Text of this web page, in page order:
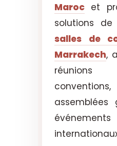
Maroc et
solutions de
salles de
Marrakech,
réunions
assemblées
événements